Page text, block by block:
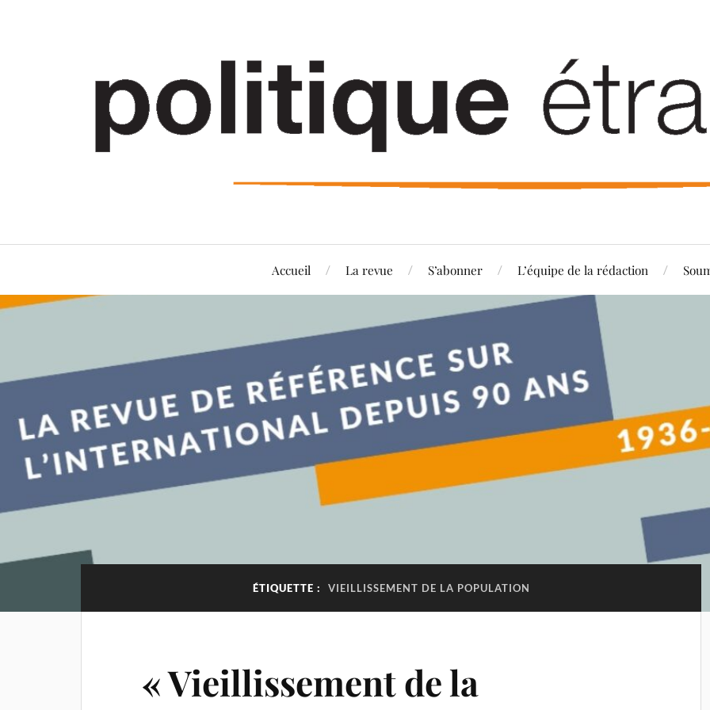
Accueil La revue S’abonner L’équipe de la rédaction
ÉTIQUETTE : VIEILLISSEMENT DE LA POPULATION
« Vieillissement de la